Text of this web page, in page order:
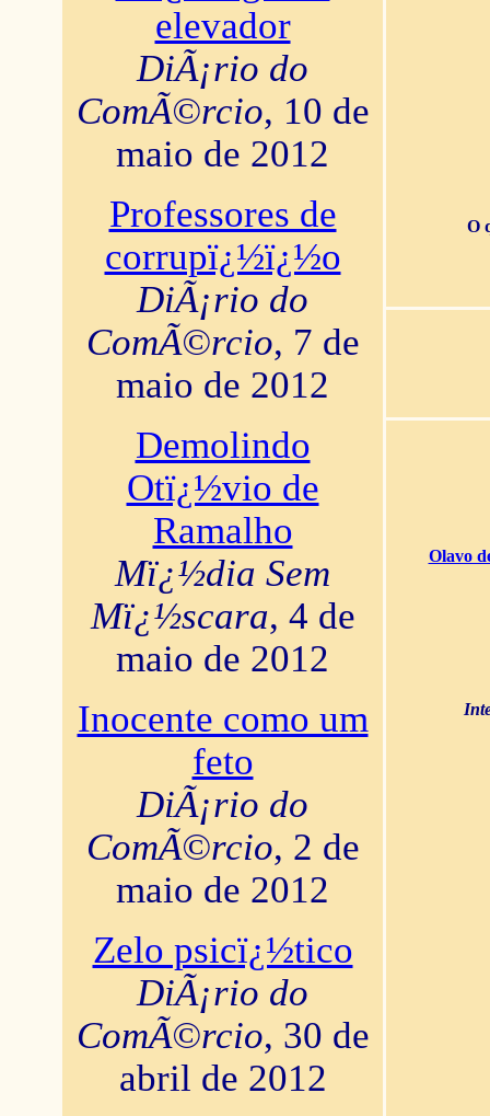
elevador
DiÃ¡rio do
ComÃ©rcio, 10 de
maio de 2012
Professores de
corrupï¿½ï¿½o
DiÃ¡rio do
ComÃ©rcio, 7 de
maio de 2012
Demolindo
Otï¿½vio de
Ramalho
Mï¿½dia Sem
Mï¿½scara, 4 de
maio de 2012
Inocente como um
feto
DiÃ¡rio do
ComÃ©rcio, 2 de
maio de 2012
Zelo psicï¿½tico
DiÃ¡rio do
ComÃ©rcio, 30 de
abril de 2012
O
Olavo